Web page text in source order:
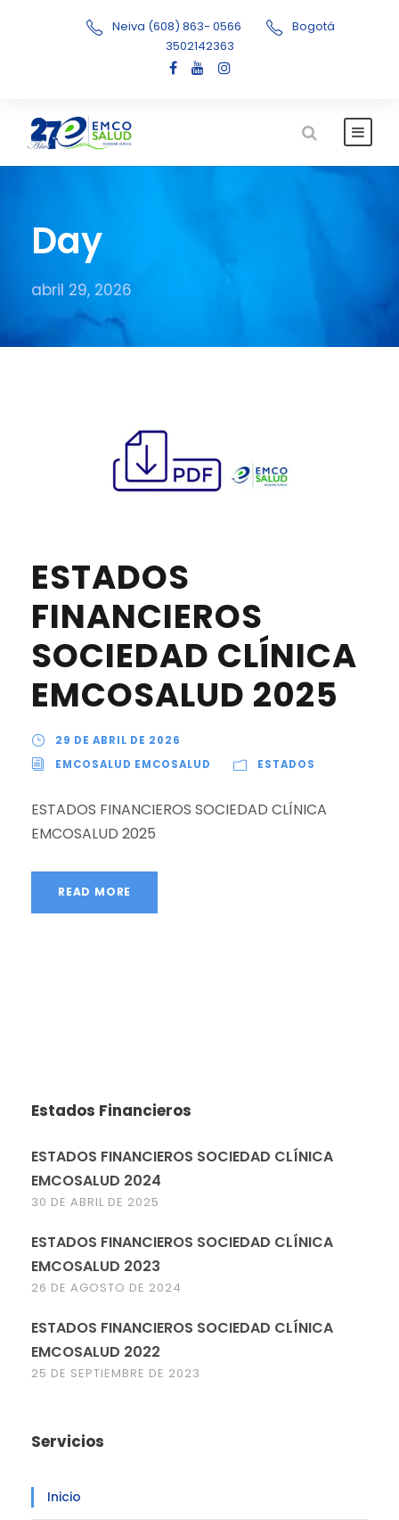
Neiva (608) 863- 0566
Bogotá
3502142363
Day
abril 29, 2026
ESTADOS
FINANCIEROS
SOCIEDAD CLÍNICA
EMCOSALUD 2025
29 DE ABRIL DE 2026
EMCOSALUD EMCOSALUD
ESTADOS
ESTADOS FINANCIEROS SOCIEDAD CLÍNICA
EMCOSALUD 2025
READ MORE
Estados Financieros
ESTADOS FINANCIEROS SOCIEDAD CLÍNICA
EMCOSALUD 2024
30 DE ABRIL DE 2025
ESTADOS FINANCIEROS SOCIEDAD CLÍNICA
EMCOSALUD 2023
26 DE AGOSTO DE 2024
ESTADOS FINANCIEROS SOCIEDAD CLÍNICA
EMCOSALUD 2022
25 DE SEPTIEMBRE DE 2023
Servicios
Inicio